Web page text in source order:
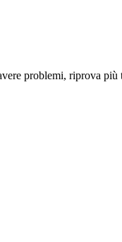
problemi, riprova